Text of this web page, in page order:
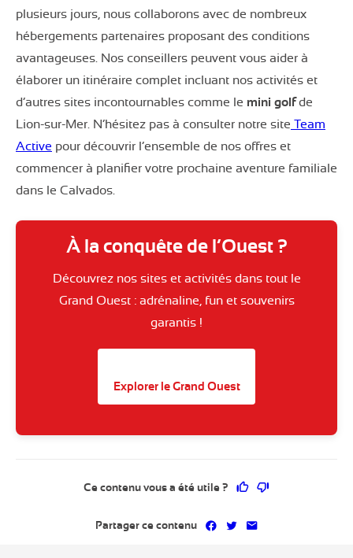
plusieurs jours, nous collaborons avec de nombreux
hébergements partenaires proposant des conditions
avantageuses. Nos conseillers peuvent vous aider à
élaborer un itinéraire complet incluant nos activités et
d’autres sites incontournables comme le mini golfde
Lion-sur-Mer. N’hésitez pas à consulter notre site Team
Active pour découvrir l’ensemble de nos offres et
commencer à planifier votre prochaine aventure familiale
dans le Calvados.
À la conquête de l’Ouest ?
Découvrez nos sites et activités dans tout le
Grand Ouest : adrénaline, fun et souvenirs
garantis !
Explorer le Grand Ouest
Ce contenu vous a été utile ? Ce contenu vous
Partager ce contenu Partager sur Facebook
Partager sur Twitter
Partager par